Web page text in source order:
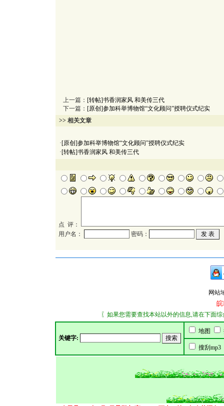
上一篇： [转帖]书香润家风 和美传三代
下一篇： [原创]参加科举博物馆“文化顾问”授聘仪式纪实
>> 相关文章
·[原创]参加科举博物馆“文化顾问”授聘仪式纪实
·[转帖]书香润家风 和美传三代
点 评：
用户名：
密码：
网站
皖
〖如果您需要查找本站以外的信息,请在下面综合搜索
关键字:
地图
搜刮mp3